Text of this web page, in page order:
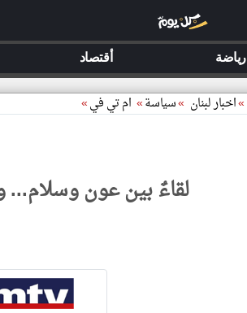
»اخبار لبنان »سياسة» ام تي في»
لقاءٌ بين عون وسلام...
رياضة أقتصاد